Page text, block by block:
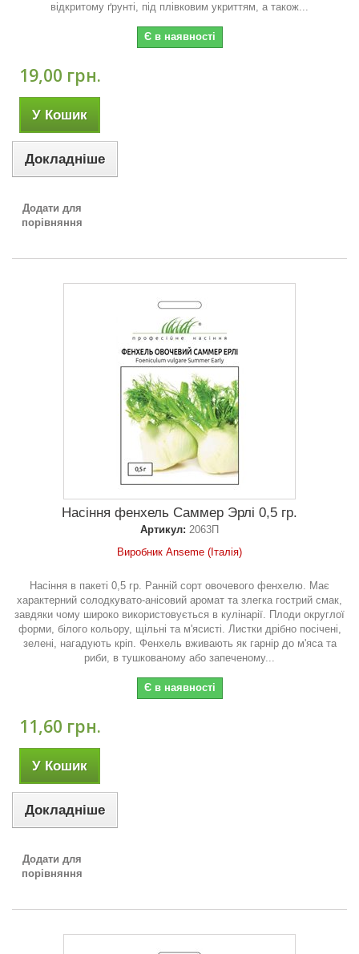
відкритому ґрунті, під плівковим укриттям, а також...
Є в наявності
19,00 грн.
У Кошик
Докладніше
Додати для
порівняння
Насіння фенхель Саммер Эрлі 0,5 гр.
Артикул: 2063П
Виробник Anseme (Італія)
Насіння в пакеті 0,5 гр. Ранній сорт овочевого фенхелю. Має
характерний солодкувато-анісовий аромат та злегка гострий смак,
завдяки чому широко використовується в кулінарії. Плоди округлої
форми, білого кольору, щільні та м'ясисті. Листки дрібно посічені,
зелені, нагадують кріп. Фенхель вживають як гарнір до м'яса та
риби, в тушкованому або запеченому...
Є в наявності
11,60 грн.
У Кошик
Докладніше
Додати для
порівняння